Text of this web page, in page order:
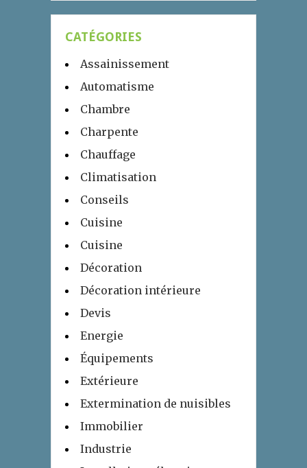
CATÉGORIES
Assainissement
Automatisme
Chambre
Charpente
Chauffage
Climatisation
Conseils
Cuisine
Cuisine
Décoration
Décoration intérieure
Devis
Energie
Équipements
Extérieure
Extermination de nuisibles
Immobilier
Industrie